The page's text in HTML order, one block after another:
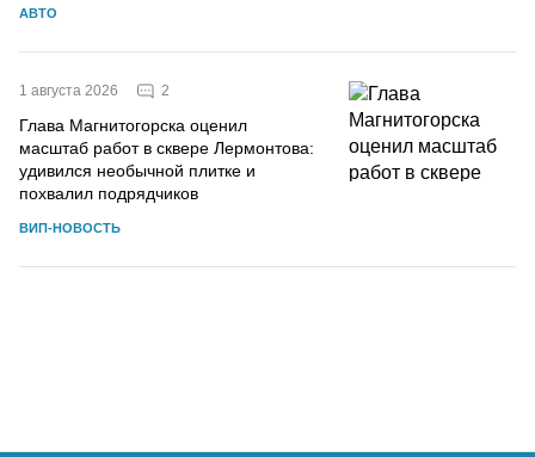
АВТО
1 августа 2026 2
Глава Магнитогорска оценил
масштаб работ в сквере Лермонтова:
удивился необычной плитке и
похвалил подрядчиков
ВИП-НОВОСТЬ